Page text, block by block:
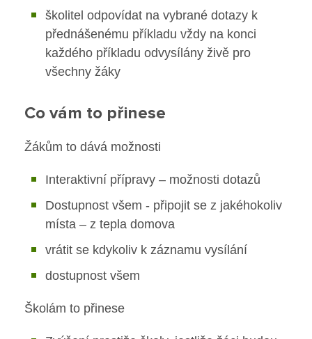
Kontakty
Obecné kontakty
Vedení školy
Pro uchazeče ZŠ
Zápis do 1. třídy ZŠ
Výuka na ZŠ
Výchovná poradkyně
Rozvrhy ZŠ
Ze života ZŠ
Kontakty ZŠ
Hlavní stránka
Pro uchazeče ZŠS
Zápis do 1. třídy ZŠS
Výuka na ZŠS
Rozvrhy ZŠS
Ze života ZŠS
Kontakty ZŠS
Mateřská škola
Pro uchazeče MŠ
Zápis k předškolnímu vzdělávání
Pro rodiče dětí
SPC
Centrum metodické podpory - KURZY
školitel odpovídat na vybrané dotazy k
přednášenému příkladu vždy na konci
každého příkladu odvysílány živě pro
všechny žáky
Co vám to přinese
Žákům to dává možnosti
Interaktivní přípravy – možnosti dotazů
Dostupnost všem - připojit se z jakéhokoliv
místa – z tepla domova
vrátit se kdykoliv k záznamu vysílání
dostupnost všem
Školám to přinese